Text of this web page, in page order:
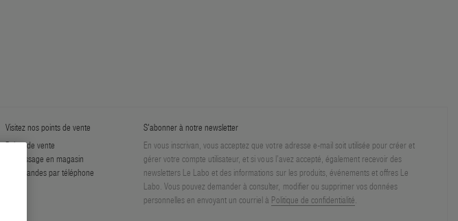
Visitez nos points de vente
Points de vente
Ramassage en magasin
Commandes par téléphone
S'abonner à notre newsletter
En vous inscrivan, vous acceptez que votre adresse e-mail soit utilisée pour créer et
gérer votre compte utilisateur, et si vous l’avez accepté, également recevoir des
newsletters Le Labo et des informations sur les produits, événements et offres Le
Labo. Vous pouvez demander à consulter, modifier ou supprimer vos données
personnelles en envoyant un courriel à Politique de confidentialité.